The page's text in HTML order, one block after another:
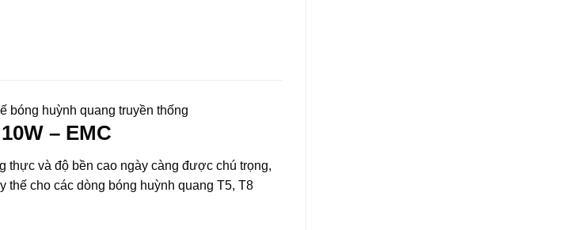
bóng huỳnh quang truyền thống
– EMC
thực và độ bền cao ngày càng được chú trọng,
thế cho các dòng bóng huỳnh quang T5, T8